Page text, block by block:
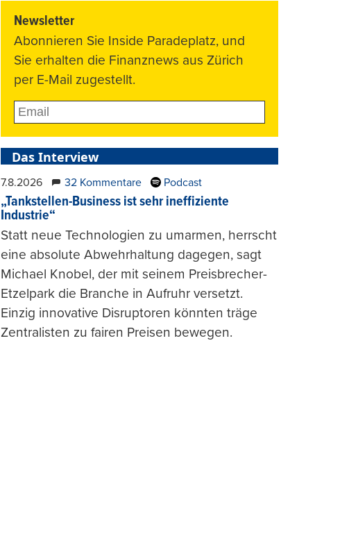
Newsletter
Abonnieren Sie Inside Paradeplatz, und
Sie erhalten die Finanznews aus Zürich
per E-Mail zugestellt.
Das Interview
7.8.2026 32 Kommentare Podcast
„Tankstellen-Business ist sehr ineffiziente
Industrie“
Statt neue Technologien zu umarmen, herrscht
eine absolute Abwehrhaltung dagegen, sagt
Michael Knobel, der mit seinem Preisbrecher-
Etzelpark die Branche in Aufruhr versetzt.
Einzig innovative Disruptoren könnten träge
Zentralisten zu fairen Preisen bewegen.